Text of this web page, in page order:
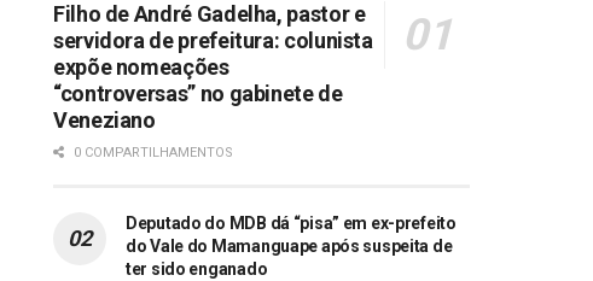
Filho de André Gadelha, pastor e
servidora de prefeitura: colunista
expõe nomeações
“controversas” no gabinete de
Veneziano
0 COMPARTILHAMENTOS
Deputado do MDB dá “pisa” em ex-prefeito
do Vale do Mamanguape após suspeita de
ter sido enganado